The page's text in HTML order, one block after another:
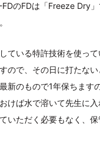
のFDは「Freeze Dry
ている特許技術を使っ
ので、その日に打たな
新のもので1年保ちます
けば水で溶いて先生に
いただく必要もなく、